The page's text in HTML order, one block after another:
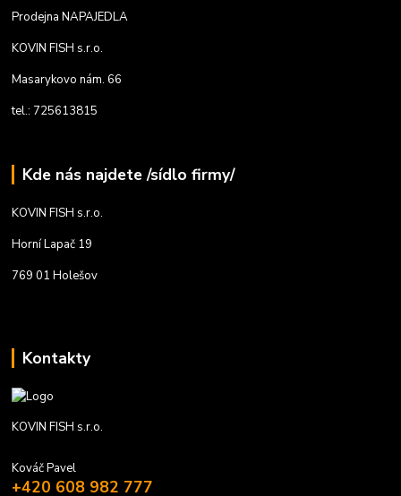
Prodejna NAPAJEDLA
KOVIN FISH s.r.o.
Masarykovo nám. 66
tel.: 725613815
Kde nás najdete /sídlo firmy/
KOVIN FISH s.r.o.
Horní Lapač 19
769 01 Holešov
Kontakty
KOVIN FISH s.r.o.
Kováč Pavel
+420 608 982 777